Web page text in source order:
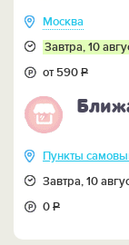
Москва
Завтра, 10
от 590Р
Пункты
Завтра, 10
0Р